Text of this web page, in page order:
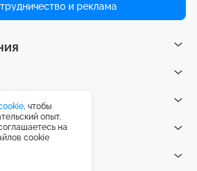
и реклама
, чтобы
опыт.
на
cookie